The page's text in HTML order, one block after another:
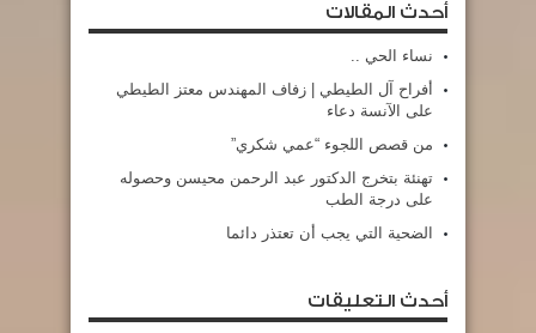
أحدث المقالات
نساء الحي ..
أفراح آل الطيطي | زفاف المهندس معتز الطيطي
على الآنسة دعاء
من قصص اللجوء “عمي شكري”
تهنئة بتخرج الدكتور عبد الرحمن محيسن وحصوله
على درجة الطب
الضحية التي يجب أن تعتذر دائما
أحدث التعليقات